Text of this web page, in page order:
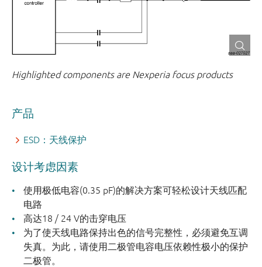
Highlighted components are Nexperia focus products
产品
ESD：天线保护
设计考虑因素
使用极低电容(0.35 pF)的解决方案可轻松设计天线匹配
电路
高达18 / 24 V的击穿电压
为了使天线电路保持出色的信号完整性，必须避免互调
失真。为此，请使用二极管电容电压依赖性极小的保护
二极管。